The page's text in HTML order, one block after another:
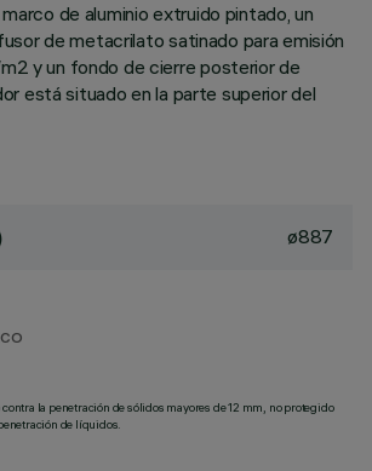
de aluminio extruido pintado, un
de metacrilato satinado para emisión
y un fondo de cierre posterior de
está situado en la parte superior del
ø887
contra la penetración de sólidos mayores de 12 mm, no protegido
de líquidos.